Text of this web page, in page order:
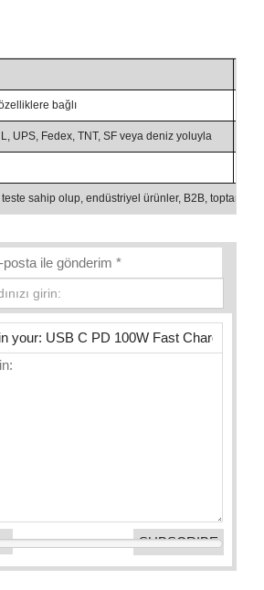
bağlı
UPS, Fedex, TNT, SF veya deniz yoluyla
teste sahip olup, endüstriyel ürünler, B2B, toptan